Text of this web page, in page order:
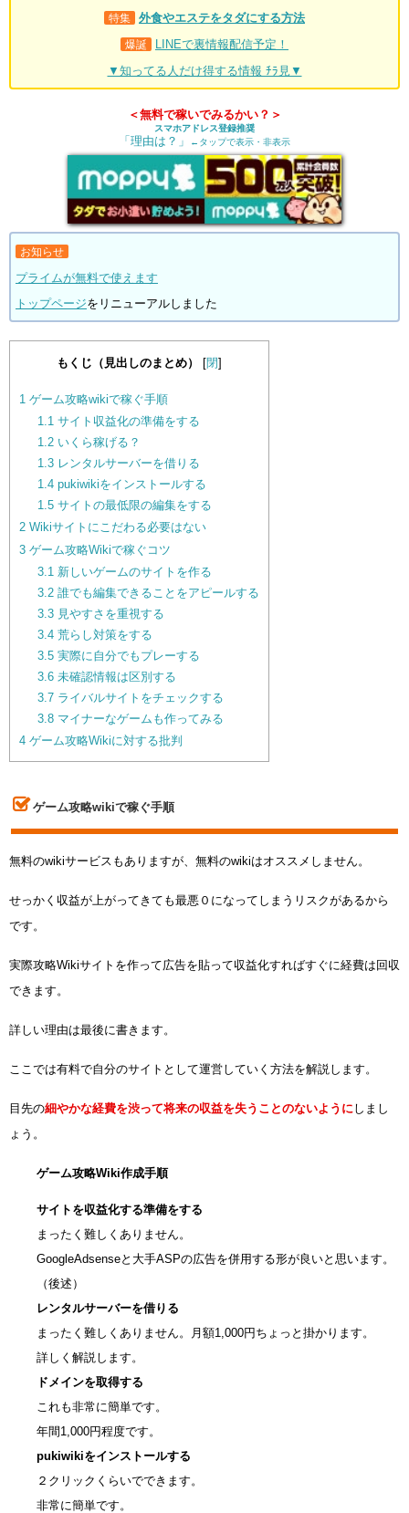
特集 外食やエステをタダにする方法
爆誕
LINEで裏情報配信予定！
▼知ってる人だけ得する情報 ﾁﾗ見▼
＜無料で稼いでみるかい？＞
スマホアドレス登録推奨
「理由は？」 ←タップで表示・非表示
お知らせ
プライムが無料で使えます
トップページをリニューアルしました
もくじ（見出しのまとめ） [閉]
1 ゲーム攻略wikiで稼ぐ手順
1.1 サイト収益化の準備をする
1.2いくら稼げる？
1.3レンタルサーバーを借りる
1.4pukiwikiをインストールする
1.5サイトの最低限の編集をする
2 Wikiサイトにこだわる必要はない
3 ゲーム攻略Wikiで稼ぐコツ
3.1 新しいゲームのサイトを作る
3.2誰でも編集できることをアピールする
3.3見やすさを重視する
3.4荒らし対策をする
3.5実際に自分でもプレーする
3.6未確認情報は区別する
3.7ライバルサイトをチェックする
3.8マイナーなゲームも作ってみる
4 ゲーム攻略Wikiに対する批判
ゲーム攻略wikiで稼ぐ手順
無料のwikiサービスもありますが、無料のwikiはオススメしません。
せっかく収益が上がってきても最悪０になってしまうリスクがあるから
です。
実際攻略Wikiサイトを作って広告を貼って収益化すればすぐに経費は回収
できます。
詳しい理由は最後に書きます。
ここでは有料で自分のサイトとして運営していく方法を解説します。
目先の細やかな経費を渋って将来の収益を失うことのないように しまし
ょう。
ゲーム攻略Wiki作成手順
サイトを収益化する準備をする
まったく難しくありません。
GoogleAdsenseと大手ASPの広告を併用する形が良いと思います。
（後述）
レンタルサーバーを借りる
まったく難しくありません。月額1,000円ちょっと掛かります。
詳しく解説します。
ドメインを取得する
これも非常に簡単です。
年間1,000円程度です。
pukiwikiをインストールする
２クリックくらいでできます。
非常に簡単です。